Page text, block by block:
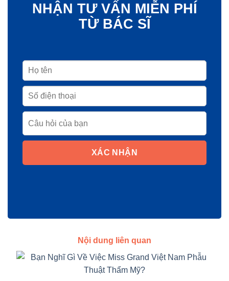
NHẬN TƯ VẤN MIỄN PHÍ
TỪ BÁC SĨ
XÁC NHẬN
Nội dung liên quan